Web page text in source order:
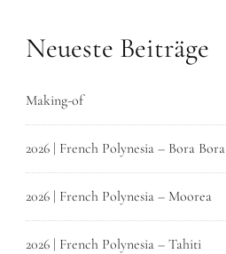
Neueste Beiträge
Making-of
2026 | French Polynesia – Bora Bora
2026 | French Polynesia – Moorea
2026 | French Polynesia – Tahiti